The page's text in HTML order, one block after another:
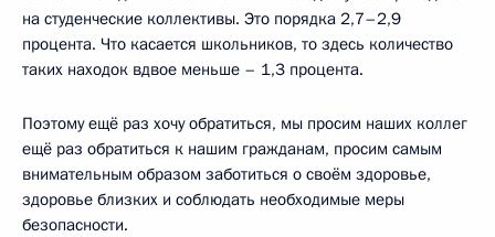
на студенческие коллективы. Это порядка 2,7–2,9
процента. Что касается школьников, то здесь количество
таких находок вдвое меньше – 1,3 процента.
Поэтому ещё раз хочу обратиться, мы просим наших коллег
ещё раз обратиться к нашим гражданам, просим самым
внимательным образом заботиться о своём здоровье,
здоровье близких и соблюдать необходимые меры
безопасности.